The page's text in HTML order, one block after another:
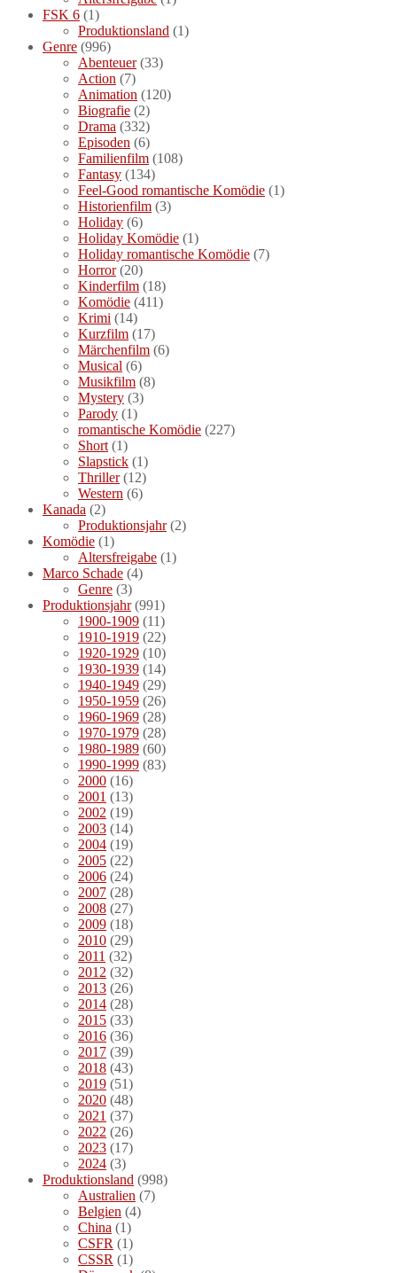
FSK 6 (1)
Produktionsland (1)
Genre (996)
Abenteuer(33)
Action (7)
Animation (120)
Biografie (2)
Drama (332)
Episoden (6)
Familienfilm (108)
Fantasy (134)
Feel-Good romantische Komödie (1)
Historienfilm (3)
Holiday (6)
Holiday Komödie (1)
Holiday romantische Komödie (7)
Horror(20)
Kinderfilm (18)
Komödie (411)
Krimi (14)
Kurzfilm (17)
Märchenfilm (6)
Musical (6)
Musikfilm (8)
Mystery (3)
Parody (1)
romantische Komödie (227)
Short (1)
Slapstick (1)
Thriller(12)
Western (6)
Kanada (2)
Produktionsjahr(2)
Komödie (1)
Altersfreigabe (1)
Marco Schade (4)
Genre (3)
Produktionsjahr(991)
1900-1909 (11)
1910-1919 (22)
1920-1929 (10)
1930-1939 (14)
1940-1949 (29)
1950-1959 (26)
1960-1969 (28)
1970-1979 (28)
1980-1989 (60)
1990-1999 (83)
2000 (16)
2001 (13)
2002 (19)
2003 (14)
2004 (19)
2005 (22)
2006 (24)
2007 (28)
2008 (27)
2009 (18)
2010 (29)
2011 (32)
2012 (32)
2013 (26)
2014 (28)
2015 (33)
2016 (36)
2017 (39)
2018 (43)
2019 (51)
2020 (48)
2021 (37)
2022 (26)
2023 (17)
2024 (3)
Produktionsland (998)
Australien (7)
Belgien (4)
China (1)
CSFR (1)
CSSR (1)